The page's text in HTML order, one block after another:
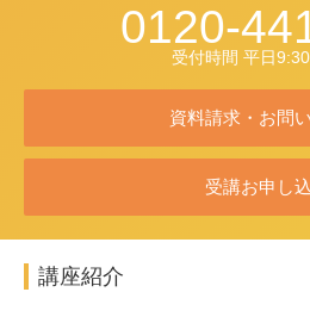
0120-
受付時間 平日
資料請求・お問
受講お申し
講座紹介